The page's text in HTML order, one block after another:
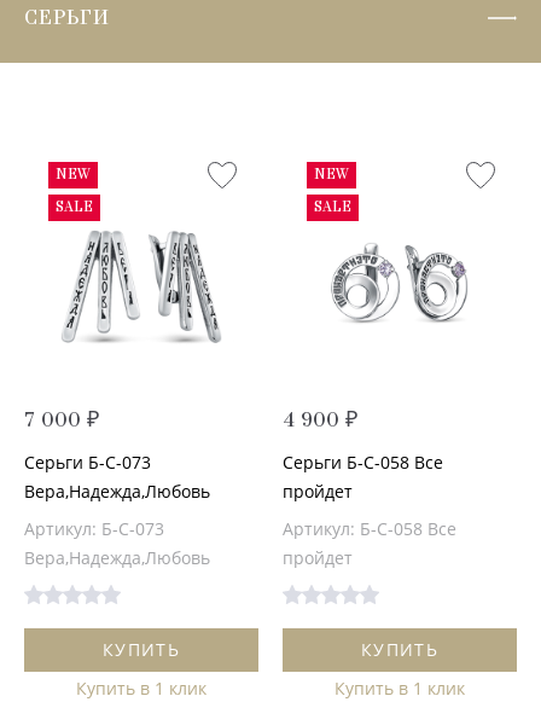
СЕРЬГИ
NEW
SALE
7 000 ₽
Серьги Б-С-073
Вера,Надежда,Любовь
Артикул: Б-С-073
Вера,Надежда,Любовь
КУПИТЬ
Купить в 1 клик
NEW
SALE
4 900 ₽
Серьги Б-С-058 Все
пройдет
Артикул: Б-С-058 Все
пройдет
КУПИТЬ
Купить в 1 клик